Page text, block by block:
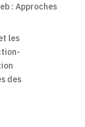
: Approches
les
des